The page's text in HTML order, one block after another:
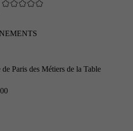
Paris des Métiers de la Table